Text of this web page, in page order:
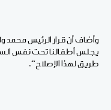
وأضاف أن قرار الرئيس محمد
يجلس أطفالنا تحت نفس
طريق لهذا الإصلاح“.